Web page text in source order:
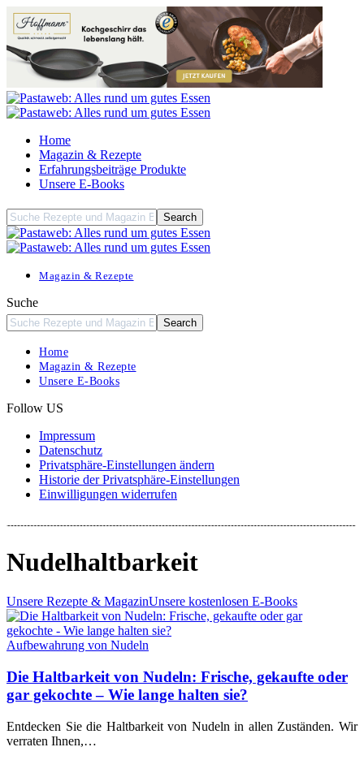
Home
Magazin & Rezepte
Erfahrungsbeiträge Produkte
Unsere E-Books
Magazin & Rezepte
Suche
Home
Magazin & Rezepte
Unsere E-Books
Follow US
Impressum
Datenschutz
Privatsphäre-Einstellungen ändern
Historie der Privatsphäre-Einstellungen
Einwilligungen widerrufen
Nudelhaltbarkeit
Unsere Rezepte & MagazinUnsere kostenlosen E-Books
Aufbewahrung von Nudeln
Die Haltbarkeit von Nudeln: Frische, gekaufte oder
gar gekochte – Wie lange halten sie?
Entdecken Sie die Haltbarkeit von Nudeln in allen Zuständen. Wir
verraten Ihnen,…